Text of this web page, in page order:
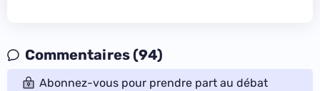
Commentaires (94)
Abonnez-vous pour prendre part au débat